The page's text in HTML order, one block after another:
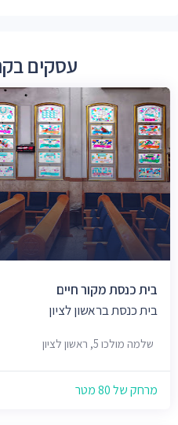
עסקים
בית כנסת מקור חיים
בית כנסת בראשון לציון
שלמה מולכו 5, ראשון לציון
מרחק של 80 מטר